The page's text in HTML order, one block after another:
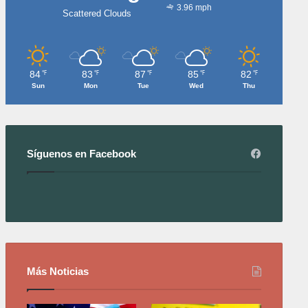
Scattered Clouds
3.96 mph
84 ℉
Sun
83 ℉
Mon
87 ℉
Tue
85 ℉
Wed
82 ℉
Thu
Síguenos en Facebook
Más Noticias